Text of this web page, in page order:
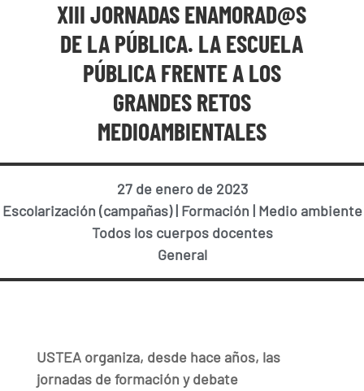
XIII JORNADAS ENAMORAD@S
DE LA PÚBLICA. LA ESCUELA
PÚBLICA FRENTE A LOS
GRANDES RETOS
MEDIOAMBIENTALES
27 de enero de 2023
Escolarización (campañas)| Formación | Medio ambiente
Todos los cuerpos docentes
General
USTEA organiza, desde hace años, las
jornadas de formación y debate